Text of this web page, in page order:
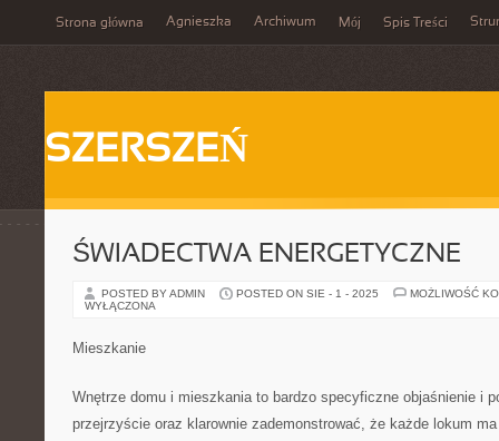
Strona główna Agnieszka Archiwum Mój Spis Treści
SZERSZEŃ
ŚWIADECTWA ENERGETYCZNE
POSTED BY ADMIN POSTED ON SIE - 1 - 2025
MOŻLIWOŚĆ
WYŁĄCZONA
Mieszkanie
Wnętrze domu i mieszkania to bardzo specyficzne objaśnienie i
przejrzyście oraz klarownie zademonstrować, że każde lokum ma